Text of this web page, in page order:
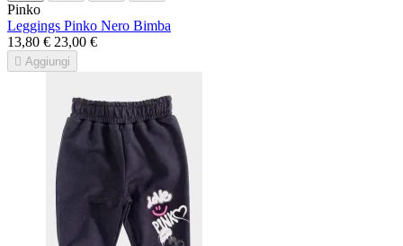
Pinko
Leggings Pinko Nero Bimba
13,80 € 23,00 €
 Aggiungi